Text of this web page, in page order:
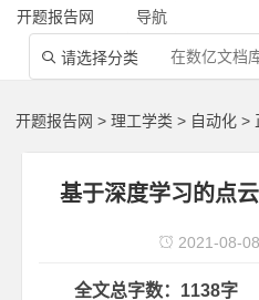
开题报告网 导航
 请选择分类
开题报告网 >理工学类 > 自动化 >
基于深度学习的点
 2021-08-
全文总字数：1138字